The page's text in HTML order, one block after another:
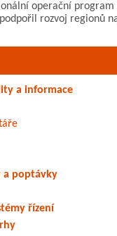
operační program
rozvoj regionů
a informace
a poptávky
řízení